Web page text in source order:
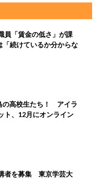
員「賃金の低さ」が課
続けているか分からな
の高校生たち！ アイラ
ト、12月にオンライン
者を募集 東京学芸大